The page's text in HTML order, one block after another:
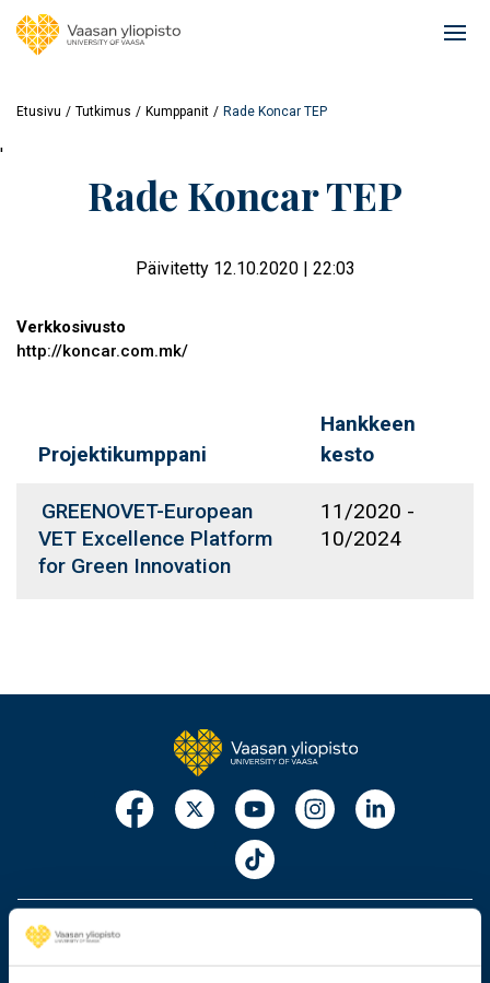
Etusivu Tutkimus Kumppanit Rade Koncar TEP
'
Rade Koncar TEP
Päivitetty 12.10.2020 | 22:03
Verkkosivusto
http://koncar.com.mk/
Projektikumppani
Hankkeen
kesto
GREENOVET-European
VET Excellence Platform
for Green Innovation
11/2020 -
10/2024